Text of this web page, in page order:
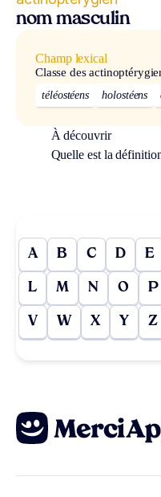
nom masculin
Champ lexical
Classe des
téléostéens holostéens
À découvrir
Quelle est la
A B C D E
L M N O P
V W X Y Z